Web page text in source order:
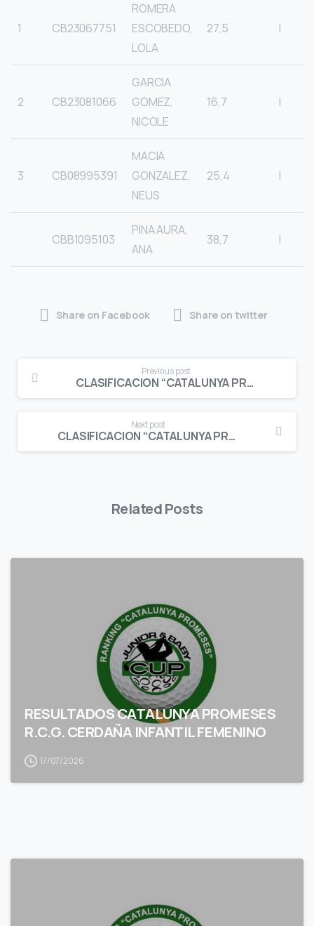
1 CB23067751
ROMERA
ESCOBEDO,
LOLA
27,5 I
2 CB23081066
GARCIA
GOMEZ,
NICOLE
16,7 I
3 CB08995391
MACIA
GONZALEZ,
NEUS
25,4 I
CBB1095103
PINA AURA,
ANA
38,7 I
Share on Facebook Share on twitter
Reading
Previous post
CLASIFICACION “CATALUNYA PROMESES” INFANTIL MASCULINO STROKE PLAY HCP. RESULTADO MAXIMO TORREMIRONA G.C.
Next post
CLASIFICACION “CATALUNYA PROMESES” CADETE MASCULINO STROKE PLAY HCP. RESULTADO MAXIMO TORREMIRONA G.C.
Related Posts
RESULTADOS CATALUNYA PROMESES
R.C.G. CERDAÑA INFANTIL FEMENINO
17/07/2026